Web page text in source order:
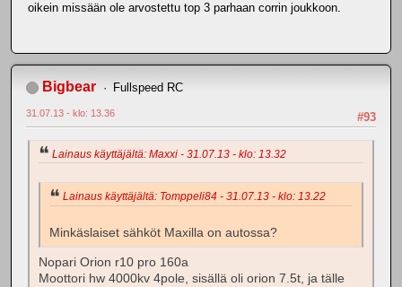
oikein missään ole arvostettu top 3 parhaan corrin joukkoon.
Bigbear Fullspeed RC
#93
31.07.13 - klo: 13.36
Lainaus käyttäjältä: Maxxi - 31.07.13 - klo: 13.32
Lainaus käyttäjältä: Tomppeli84 - 31.07.13 - klo: 13.22
Minkäslaiset sähköt Maxilla on autossa?
Nopari Orion r10 pro 160a
Moottori hw 4000kv 4pole, sisällä oli orion 7.5t, ja tälle